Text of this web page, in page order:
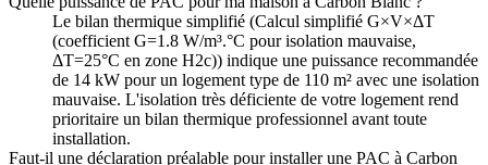
Le bilan thermique simplifié (Calcul simplifié G×V×ΔT
(coefficient G=1.8 W/m³.°C pour isolation mauvaise,
ΔT=25°C en zone H2c)) indique une puissance recommandée
de 14 kW pour un logement type de 110 m² avec une isolation
mauvaise. L'isolation très déficiente de votre logement rend
prioritaire un bilan thermique professionnel avant toute
installation.
Faut-il une déclaration préalable pour installer une PAC à Carbon